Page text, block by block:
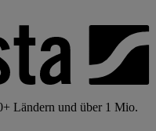
Ländern und über 1 Mio.